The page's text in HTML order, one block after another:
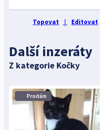
Topovat | Editovat
Další inzeráty
Z kategorie Kočky
Prodám ⋮